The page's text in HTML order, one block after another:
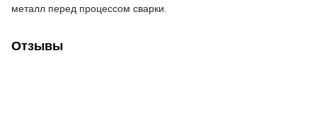
металл перед процессом сварки.
Отзывы